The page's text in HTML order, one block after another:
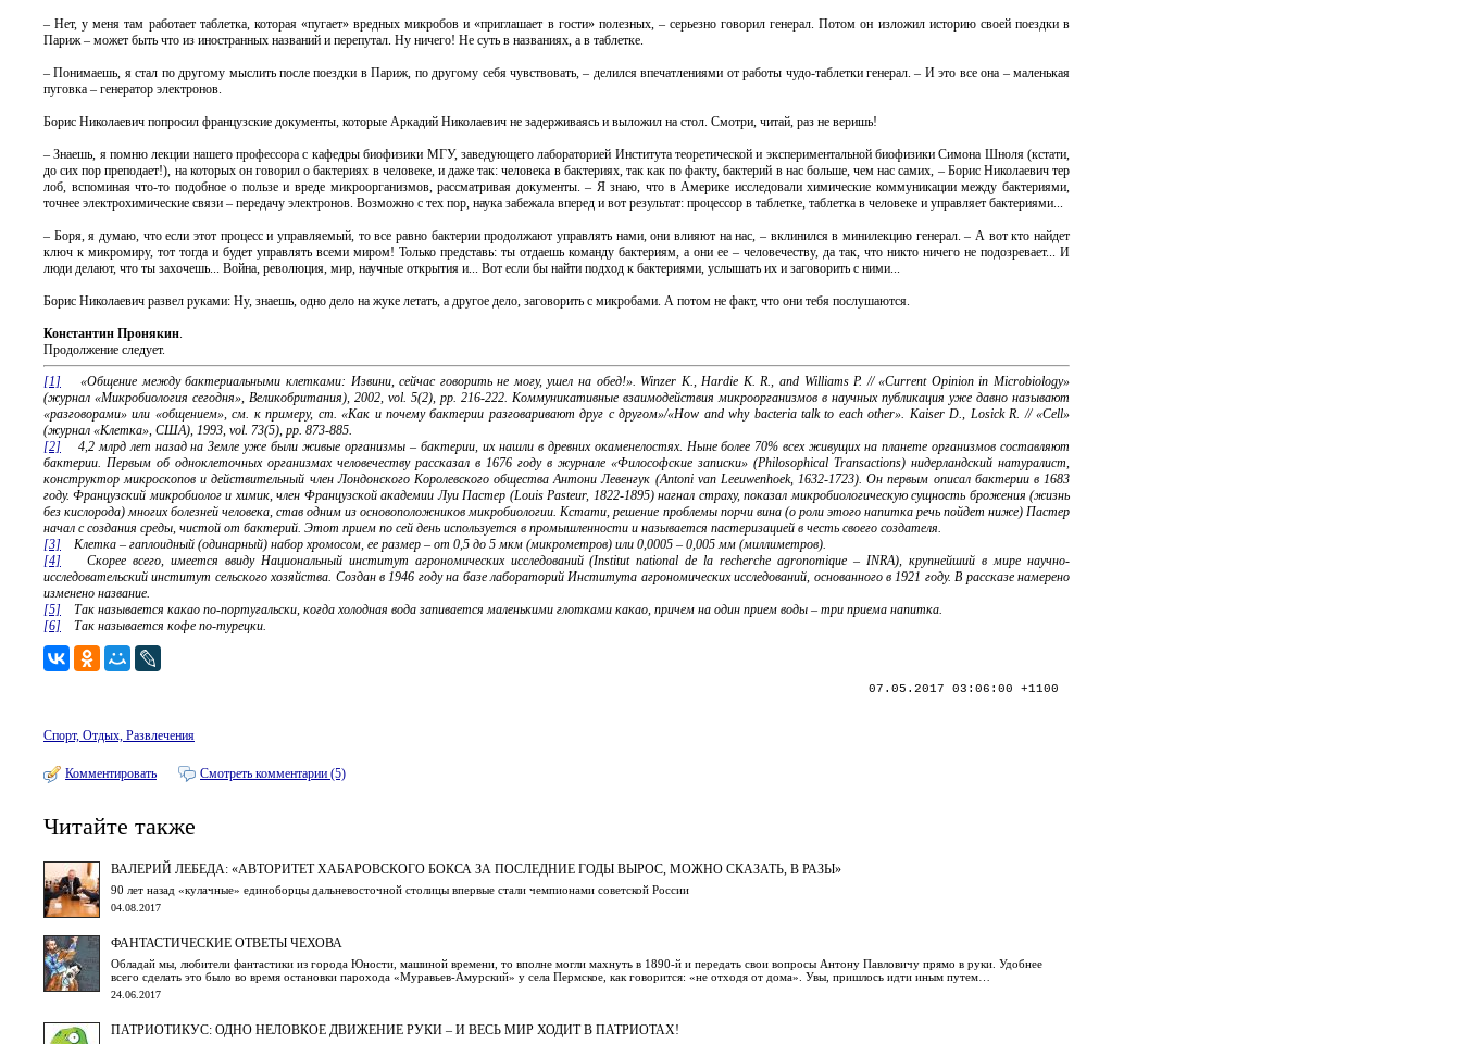
– Нет, у меня там работает таблетка, которая «пугает» вредных микробов и «приглашает в гости» полезных, – серьезно говорил генерал. Потом он изложил историю своей поездки в
Париж – может быть что из иностранных названий и перепутал. Ну ничего! Не суть в названиях, а в таблетке.
– Понимаешь, я стал по другому мыслить после поездки в Париж, по другому себя чувствовать, – делился впечатлениями от работы чудо-таблетки генерал. – И это все она – маленькая
пуговка – генератор электронов.
Борис Николаевич попросил французские документы, которые Аркадий Николаевич не задерживаясь и выложил на стол. Смотри, читай, раз не веришь!
– Знаешь, я помню лекции нашего профессора с кафедры биофизики МГУ, заведующего лабораторией Института теоретической и экспериментальной биофизики Симона Шноля (кстати,
до сих пор преподает!), на которых он говорил о бактериях в человеке, и даже так: человека в бактериях, так как по факту, бактерий в нас больше, чем нас самих, – Борис Николаевич тер
лоб, вспоминая что-то подобное о пользе и вреде микроорганизмов, рассматривая документы. – Я знаю, что в Америке исследовали химические коммуникации между бактериями,
точнее электрохимические связи – передачу электронов. Возможно с тех пор, наука забежала вперед и вот результат: процессор в таблетке, таблетка в человеке и управляет бактериями...
– Боря, я думаю, что если этот процесс и управляемый, то все равно бактерии продолжают управлять нами, они влияют на нас, – вклинился в минилекцию генерал. – А вот кто найдет
ключ к микромиру, тот тогда и будет управлять всеми миром! Только представь: ты отдаешь команду бактериям, а они ее – человечеству, да так, что никто ничего не подозревает... И
люди делают, что ты захочешь... Война, революция, мир, научные открытия и... Вот если бы найти подход к бактериями, услышать их и заговорить с ними...
Борис Николаевич развел руками: Ну, знаешь, одно дело на жуке летать, а другое дело, заговорить с микробами. А потом не факт, что они тебя послушаются.
Константин Пронякин.
Продолжение следует.
[1] «Общение между бактериальными клетками: Извини, сейчас говорить не могу, ушел на обед!». Winzer K., Hardie K. R., and Williams P. // «Current Opinion in Microbiology»
(журнал «Микробиология сегодня», Великобритания), 2002, vol. 5(2), pp. 216-222. Коммуникативные взаимодействия микроорганизмов в научных публикация уже давно называют
«разговорами» или «общением», см. к примеру, ст. «Как и почему бактерии разговаривают друг с другом»/«How and why bacteria talk to each other». Kaiser D., Losick R. // «Cell»
(журнал «Клетка», США), 1993, vol. 73(5), pp. 873-885.
[2] 4,2 млрд лет назад на Земле уже были живые организмы – бактерии, их нашли в древних окаменелостях. Ныне более 70% всех живущих на планете организмов составляют
бактерии. Первым об одноклеточных организмах человечеству рассказал в 1676 году в журнале «Философские записки» (Philosophical Transactions) нидерландский натуралист,
конструктор микроскопов и действительный член Лондонского Королевского общества Антони Левенгук (Antoni van Leeuwenhoek, 1632-1723). Он первым описал бактерии в 1683
году. Французский микробиолог и химик, член Французской академии Луи Пастер (Louis Pasteur, 1822-1895) нагнал страху, показал микробиологическую сущность брожения (жизнь
без кислорода) многих болезней человека, став одним из основоположников микробиологии. Кстати, решение проблемы порчи вина (о роли этого напитка речь пойдет ниже) Пастер
начал с создания среды, чистой от бактерий. Этот прием по сей день используется в промышленности и называется пастеризацией в честь своего создателя.
[3] Клетка – гаплоидный (одинарный) набор хромосом, ее размер – от 0,5 до 5 мкм (микрометров) или 0,0005 – 0,005 мм (миллиметров).
[4] Скорее всего, имеется ввиду Национальный институт агрономических исследований (Institut national de la recherche agronomique – INRA), крупнейший в мире научно-
исследовательский институт сельского хозяйства. Создан в 1946 году на базе лабораторий Института агрономических исследований, основанного в 1921 году. В рассказе намерено
изменено название.
[5] Так называется какао по-португальски, когда холодная вода запивается маленькими глотками какао, причем на один прием воды – три приема напитка.
[6] Так называется кофе по-турецки.
07.05.2017 03:06:00 +1100
Спорт, Отдых, Развлечения
Комментировать Смотреть комментарии (5)
Читайте также
ВАЛЕРИЙ ЛЕБЕДА: «АВТОРИТЕТ ХАБАРОВСКОГО БОКСА ЗА ПОСЛЕДНИЕ ГОДЫ ВЫРОС, МОЖНО СКАЗАТЬ, В РАЗЫ»
90 лет назад «кулачные» единоборцы дальневосточной столицы впервые стали чемпионами советской России
04.08.2017
ФАНТАСТИЧЕСКИЕ ОТВЕТЫ ЧЕХОВА
Обладай мы, любители фантастики из города Юности, машиной времени, то вполне могли махнуть в 1890-й и передать свои вопросы Антону Павловичу прямо в руки. Удобнее
всего сделать это было во время остановки парохода «Муравьев-Амурский» у села Пермское, как говорится: «не отходя от дома». Увы, пришлось идти иным путем…
24.06.2017
ПАТРИОТИКУС: ОДНО НЕЛОВКОЕ ДВИЖЕНИЕ РУКИ – И ВЕСЬ МИР ХОДИТ В ПАТРИОТАХ!